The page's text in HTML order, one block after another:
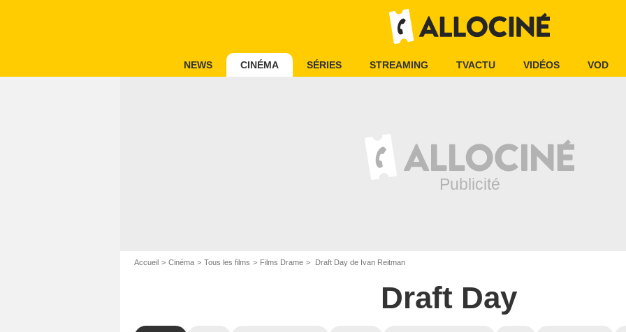
NEWS CINÉMA SÉRIES STREAMING TVACTU VIDÉOS VOD
Accueil Cinéma Tous les films Films Drame Draft Day de Ivan Reitman
Draft Day